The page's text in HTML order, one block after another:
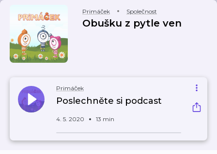
Primáček Společnost
Obušku z pytle ven
Primáček
Poslechněte si podcast
4. 5. 2020 13 min